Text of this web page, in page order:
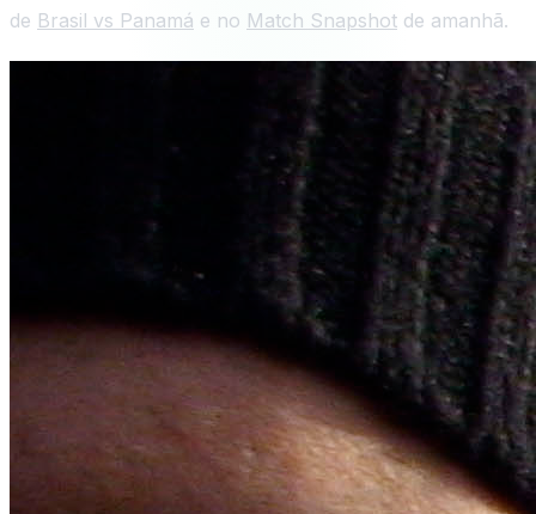
de Brasil vs Panamá e no Match Snapshot de amanhã.